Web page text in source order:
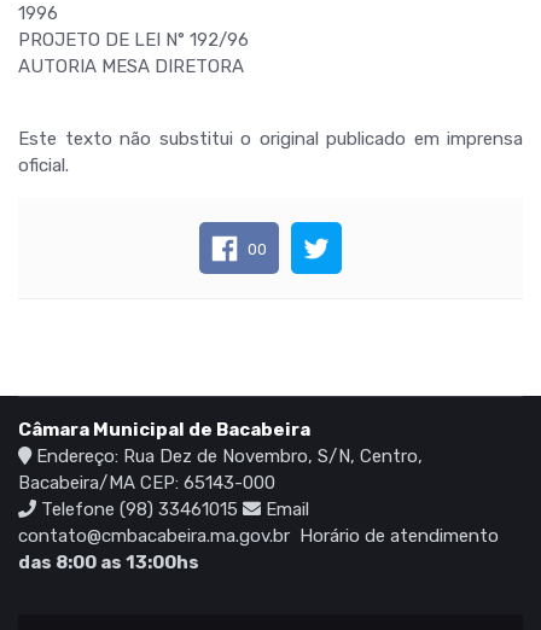
1996
PROJETO DE LEI N° 192/96
AUTORIA MESA DIRETORA
Este texto não substitui o original publicado em imprensa
oficial.
00
Câmara Municipal de Bacabeira
Endereço: Rua Dez de Novembro, S/N, Centro,
Bacabeira/MA CEP: 65143-000
Telefone (98) 33461015
Email
contato@cmbacabeira.ma.gov.br Horário de atendimento
das 8:00 as 13:00hs